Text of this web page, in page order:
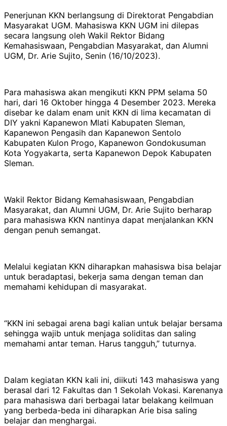
Penerjunan KKN berlangsung di Direktorat Pengabdian
Masyarakat UGM. Mahasiswa KKN UGM ini dilepas
secara langsung oleh Wakil Rektor Bidang
Kemahasiswaan, Pengabdian Masyarakat, dan Alumni
UGM, Dr. Arie Sujito, Senin (16/10/2023).
Para mahasiswa akan mengikuti KKN PPM selama 50
hari, dari 16 Oktober hingga 4 Desember 2023. Mereka
disebar ke dalam enam unit KKN di lima kecamatan di
DIY yakni Kapanewon Mlati Kabupaten Sleman,
Kapanewon Pengasih dan Kapanewon Sentolo
Kabupaten Kulon Progo, Kapanewon Gondokusuman
Kota Yogyakarta, serta Kapanewon Depok Kabupaten
Sleman.
Wakil Rektor Bidang Kemahasiswaan, Pengabdian
Masyarakat, dan Alumni UGM, Dr. Arie Sujito berharap
para mahasiswa KKN nantinya dapat menjalankan KKN
dengan penuh semangat.
Melalui kegiatan KKN diharapkan mahasiswa bisa belajar
untuk beradaptasi, bekerja sama dengan teman dan
memahami kehidupan di masyarakat.
“KKN ini sebagai arena bagi kalian untuk belajar bersama
sehingga wajib untuk menjaga soliditas dan saling
memahami antar teman. Harus tangguh,” tuturnya.
Dalam kegiatan KKN kali ini, diikuti 143 mahasiswa yang
berasal dari 12 Fakultas dan 1 Sekolah Vokasi. Karenanya
para mahasiswa dari berbagai latar belakang keilmuan
yang berbeda-beda ini diharapkan Arie bisa saling
belajar dan menghargai.